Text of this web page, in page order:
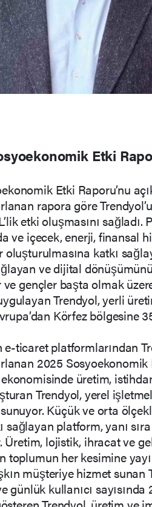
Etki
Etki Raporu’nu
rapora göre
etki oluşmasını
ve içecek, enerji, finansal
katkı
ve dijital
ve gençler başta olmak
Trendyol, yerli
Körfez bölgesine
e-ticaret platformlarından
2025 Sosyoekonomik
üretim,
Trendyol, yerel
Küçük ve orta
platform, yanı
lojistik, ihracat ve
toplumun her kesimine
müşteriye hizmet
günlük kullanıcı